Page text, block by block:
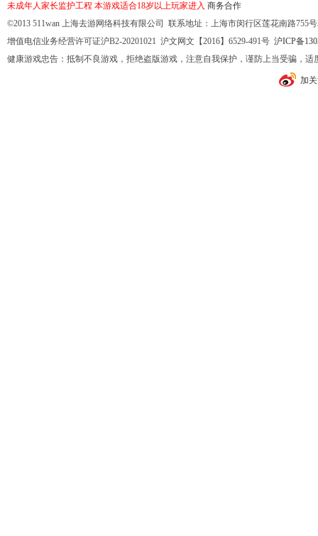
未成年人家长监护工程 本游戏适合18岁以上玩家进入 商务合作
©2013 511wan 上海去游网络科技有限公司 联系地址：上海市闵行区莲花南路755
增值电信业务经营许可证沪B2-20201021 沪文网文【2016】6529-491号 沪ICP备
健康游戏忠告：抵制不良游戏，拒绝盗版游戏，注意自我保护，谨防上当受骗，
加